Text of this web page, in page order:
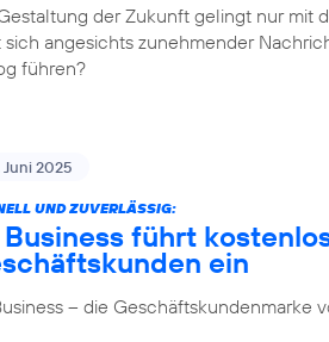
der Zukunft gelingt nur mit
sich angesichts zunehmender
führen?
Juni 2025
UND ZUVERLÄSSIG:
Business führt
ein
– die Geschäftskundenmarke